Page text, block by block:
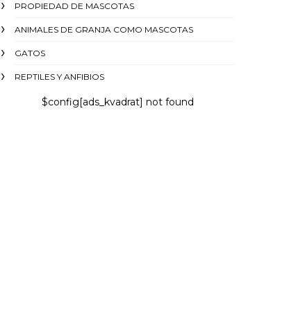
PROPIEDAD DE MASCOTAS
ANIMALES DE GRANJA COMO MASCOTAS
GATOS
REPTILES Y ANFIBIOS
$config[ads_kvadrat] not found